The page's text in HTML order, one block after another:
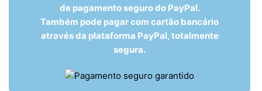
de pagamento seguro do PayPal.
Também pode pagar com cartão bancário
através da plataforma PayPal, totalmente
segura.